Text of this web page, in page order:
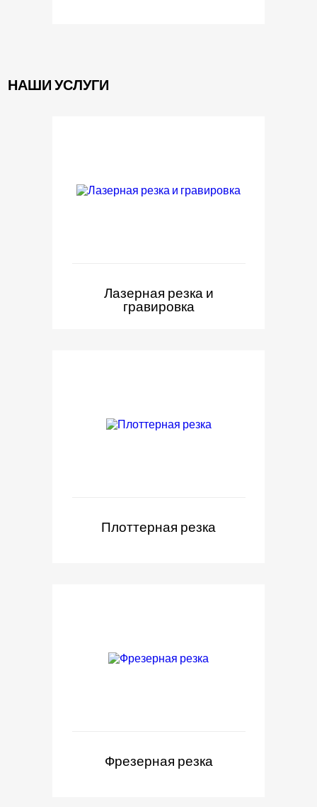
НАШИ УСЛУГИ
Лазерная резка и
гравировка
Плоттерная резка
Фрезерная резка